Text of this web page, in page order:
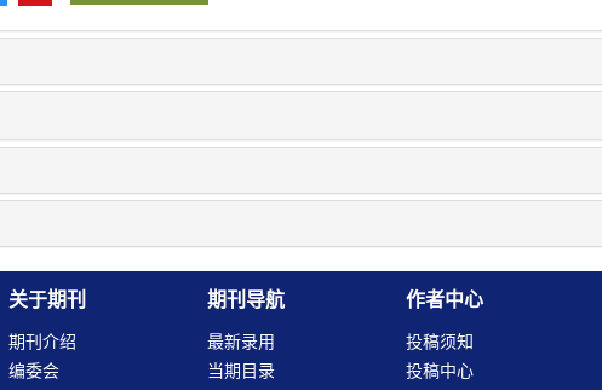
关于期刊
期刊介绍
编委会
期刊导航
最新录用
当期目录
作者中心
投稿须知
投稿中心